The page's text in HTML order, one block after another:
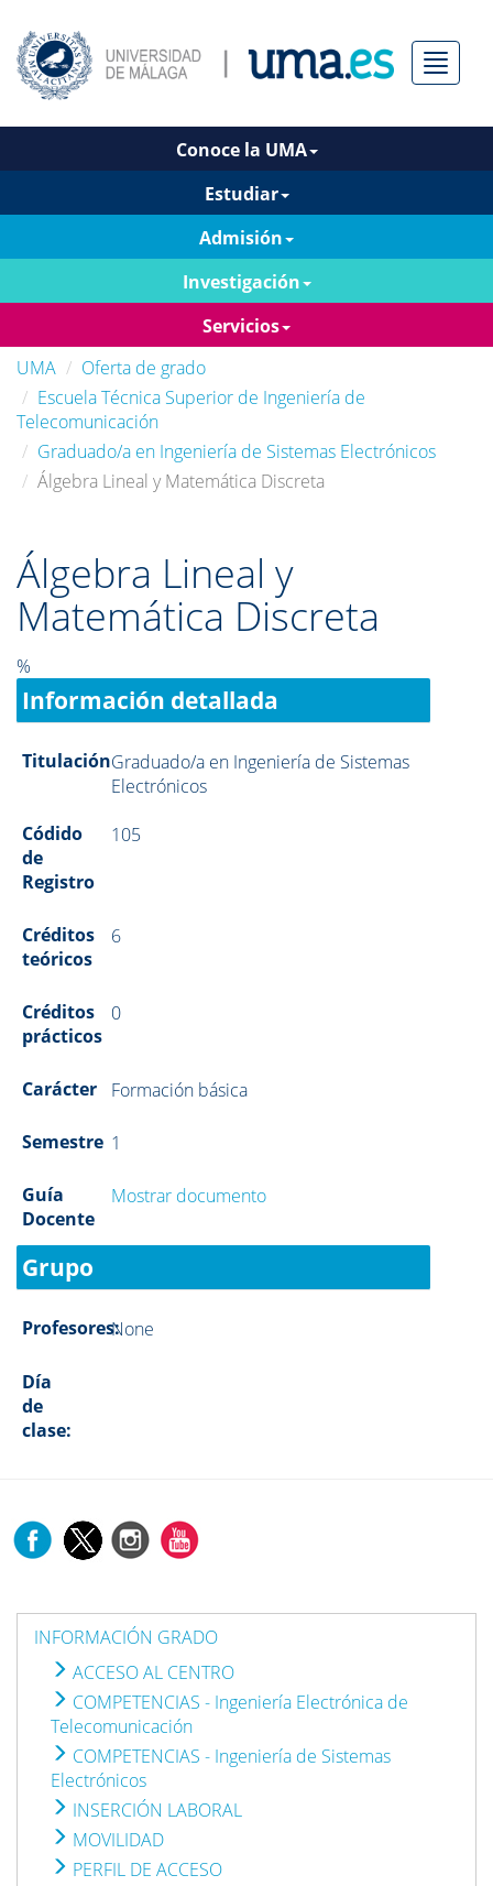
Menú
Conoce la UMA
Estudiar
Admisión
Investigación
Servicios
UMA
Oferta de grado
Escuela Técnica Superior de Ingeniería de
Telecomunicación
Graduado/a en Ingeniería de Sistemas Electrónicos
Álgebra Lineal y Matemática Discreta
Álgebra Lineal y
Matemática Discreta
%
Información detallada
TitulaciónGraduado/a en Ingeniería de Sistemas
Electrónicos
Códido
de
Registro
105
Créditos
teóricos
6
Créditos
prácticos
0
Carácter Formación básica
Semestre 1
Guía
Docente
Mostrar documento
Grupo
Profesores:None
Día
de
clase:
INFORMACIÓN GRADO
ACCESO AL CENTRO
COMPETENCIAS - Ingeniería Electrónica de
Telecomunicación
COMPETENCIAS - Ingeniería de Sistemas
Electrónicos
INSERCIÓN LABORAL
MOVILIDAD
PERFIL DE ACCESO